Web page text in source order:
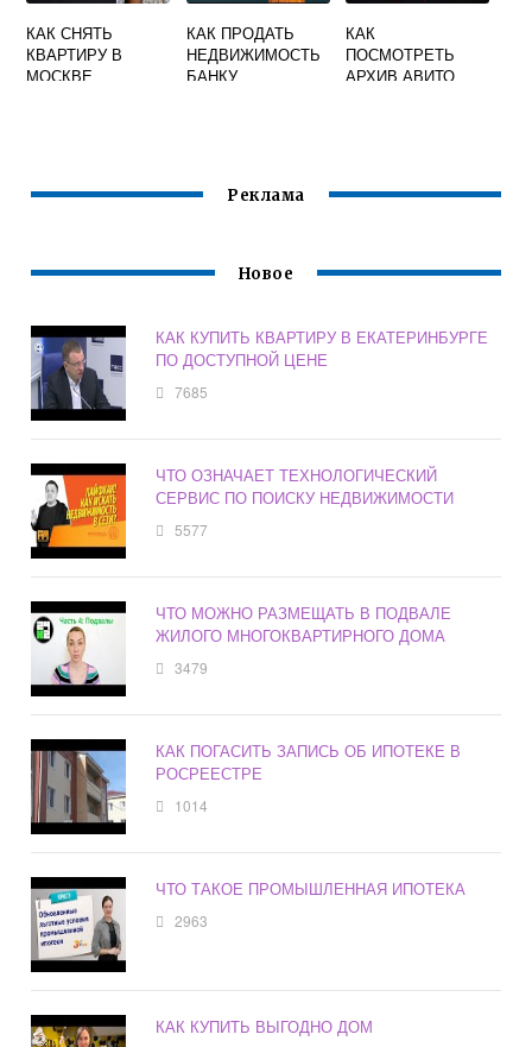
КАК СНЯТЬ
КВАРТИРУ В
МОСКВЕ
КАК ПРОДАТЬ
НЕДВИЖИМОСТЬ
БАНКУ
КАК
ПОСМОТРЕТЬ
АРХИВ АВИТО
Реклама
Новое
КАК КУПИТЬ КВАРТИРУ В ЕКАТЕРИНБУРГЕ
ПО ДОСТУПНОЙ ЦЕНЕ
7685
ЧТО ОЗНАЧАЕТ ТЕХНОЛОГИЧЕСКИЙ
СЕРВИС ПО ПОИСКУ НЕДВИЖИМОСТИ
5577
ЧТО МОЖНО РАЗМЕЩАТЬ В ПОДВАЛЕ
ЖИЛОГО МНОГОКВАРТИРНОГО ДОМА
3479
КАК ПОГАСИТЬ ЗАПИСЬ ОБ ИПОТЕКЕ В
РОСРЕЕСТРЕ
1014
ЧТО ТАКОЕ ПРОМЫШЛЕННАЯ ИПОТЕКА
2963
КАК КУПИТЬ ВЫГОДНО ДОМ